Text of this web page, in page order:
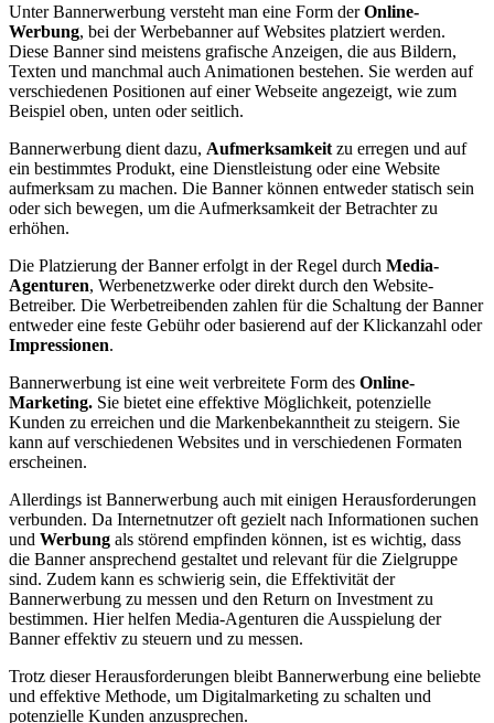
Unter Bannerwerbung versteht man eine Form derOnline-
Werbung, bei der Werbebanner auf Websites platziert werden.
Diese Banner sind meistens grafische Anzeigen, die aus Bildern,
Texten und manchmal auch Animationen bestehen. Sie werden auf
verschiedenen Positionen auf einer Webseite angezeigt, wie zum
Beispiel oben, unten oder seitlich.
Bannerwerbung dient dazu, Aufmerksamkeit zu erregen und auf
ein bestimmtes Produkt, eine Dienstleistung oder eine Website
aufmerksam zu machen. Die Banner können entweder statisch sein
oder sich bewegen, um die Aufmerksamkeit der Betrachter zu
erhöhen.
Die Platzierung der Banner erfolgt in der Regel durch Media-
Agenturen, Werbenetzwerke oder direkt durch den Website-
Betreiber. Die Werbetreibenden zahlen für die Schaltung der Banner
entweder eine feste Gebühr oder basierend auf der Klickanzahl oder
Impressionen.
Bannerwerbung ist eine weit verbreitete Form des Online-
Marketing. Sie bietet eine effektive Möglichkeit, potenzielle
Kunden zu erreichen und die Markenbekanntheit zu steigern. Sie
kann auf verschiedenen Websites und in verschiedenen Formaten
erscheinen.
Allerdings ist Bannerwerbung auch mit einigen Herausforderungen
verbunden. Da Internetnutzer oft gezielt nach Informationen suchen
und Werbung als störend empfinden können, ist es wichtig, dass
die Banner ansprechend gestaltet und relevant für die Zielgruppe
sind. Zudem kann es schwierig sein, die Effektivität der
Bannerwerbung zu messen und den Return on Investment zu
bestimmen. Hier helfen Media-Agenturen die Ausspielung der
Banner effektiv zu steuern und zu messen.
Trotz dieser Herausforderungen bleibt Bannerwerbung eine beliebte
und effektive Methode, um Digitalmarketing zu schalten und
potenzielle Kunden anzusprechen.